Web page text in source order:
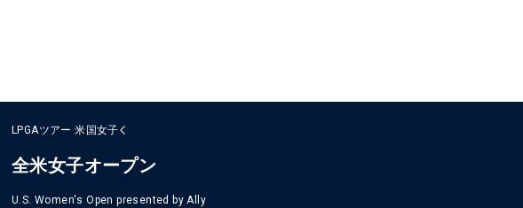
LPGAツアー 米国女子
全米女子オープン
U.S. Women's Open presented by Ally